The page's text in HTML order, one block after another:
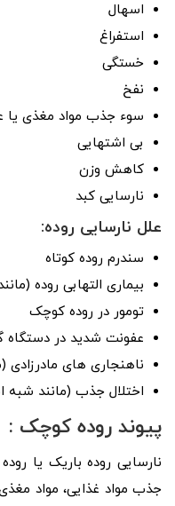
اسهال
استفراغ
خستگی
نفخ
سوء جذب مواد مغذی یا
بی اشتهایی
کاهش وزن
نارسایی کبد
علل نارسایی روده:
سندرم روده کوتاه
بیماری التهابی روده
تومور در روده کوچک
عفونت شدید در دستگاه
ناهنجاری های مادرزادی
اختلال جذب (مانند شبه
پیوند روده کوچک :
نارسایی روده باریک یا
جذب مواد غذایی، مواد